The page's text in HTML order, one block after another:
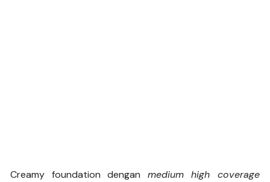
Creamy foundation dengan medium high coverage